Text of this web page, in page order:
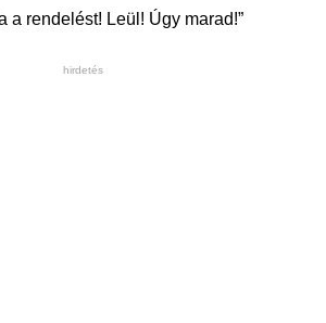
a rendelést! Leül! Úgy marad!”
hirdetés